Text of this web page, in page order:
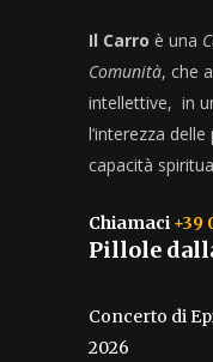
Il Carro è una
Comunità, che
intellettive, in
l’interezza
capacità
Chiamaci +39
Pillole
Concerto di
2026